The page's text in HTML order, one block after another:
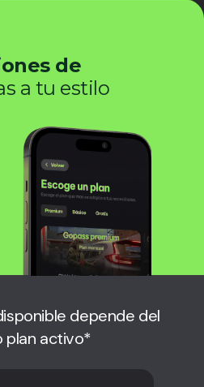
de
a tu estilo
depende del
plan activo*